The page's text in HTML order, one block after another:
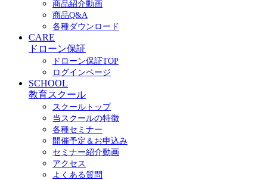
商品紹介動画
商品Q&A
各種ダウンロード
CARE
ドローン保証
ドローン保証TOP
ログインページ
SCHOOL
教育スクール
スクールトップ
当スクールの特徴
各種セミナー
開催予定＆お申込み
セミナー紹介動画
アクセス
よくある質問